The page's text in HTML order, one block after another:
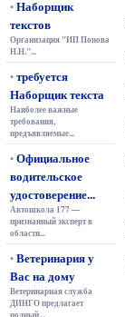
•Наборщик
текстов
Организация "ИП Попова
Н.Н."...
•требуется
Наборщик текста
Наиболее важные
требования,
предъявляемые...
•Официальное
водительское
удостоверение...
Автошкола 177 —
признанный эксперт в
области...
•Ветеринария у
Вас на дому
Ветеринарная служба
ДИНГО предлагает